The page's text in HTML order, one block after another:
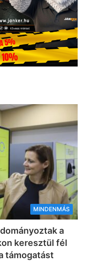
MINDENMÁS
a
keresztül fél
támogatást